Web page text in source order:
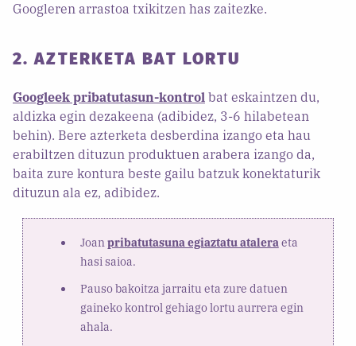
Googleren arrastoa txikitzen has zaitezke.
2. AZTERKETA BAT LORTU
Googleek pribatutasun-kontrol bat eskaintzen du,
aldizka egin dezakeena (adibidez, 3-6 hilabetean
behin). Bere azterketa desberdina izango eta hau
erabiltzen dituzun produktuen arabera izango da,
baita zure kontura beste gailu batzuk konektaturik
dituzun ala ez, adibidez.
Joanpribatutasuna egiaztatu ataleraeta
hasi saioa.
Pauso bakoitza jarraitu eta zure datuen
gaineko kontrol gehiago lortu aurrera egin
ahala.